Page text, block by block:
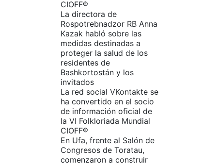
CIOFF®️
La directora de
Rospotrebnadzor RB Anna
Kazak habló sobre las
medidas destinadas a
proteger la salud de los
residentes de
Bashkortostán y los
invitados
La red social VKontakte se
ha convertido en el socio
de información oficial de
la VI Folkloriada Mundial
CIOFF®
En Ufa, frente al Salón de
Congresos de Toratau,
comenzaron a construir